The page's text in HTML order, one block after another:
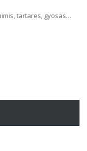
tartares, gyosas…